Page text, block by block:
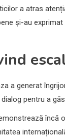
a atras
și-au
a generat
pentru a
încă